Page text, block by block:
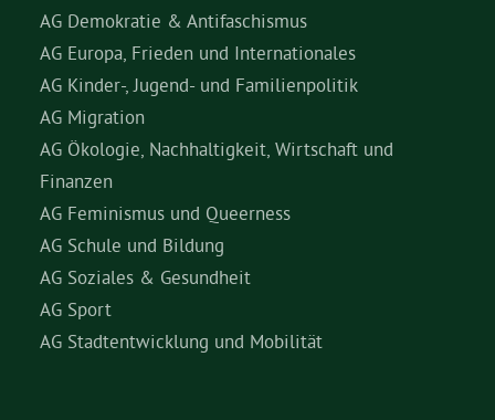
AG Demokratie & Antifaschismus
AG Europa, Frieden und Internationales
AG Kinder-, Jugend- und Familienpolitik
AG Migration
AG Ökologie, Nachhaltigkeit, Wirtschaft und
Finanzen
AG Feminismus und Queerness
AG Schule und Bildung
AG Soziales & Gesundheit
AG Sport
AG Stadtentwicklung und Mobilität